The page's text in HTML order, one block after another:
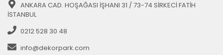
ANKARA CAD. HOŞAĞASI İŞHANI 31 / 73-74 SİRKECİ FATİH
İSTANBUL
0212 528 30 48
info@dekorpark.com